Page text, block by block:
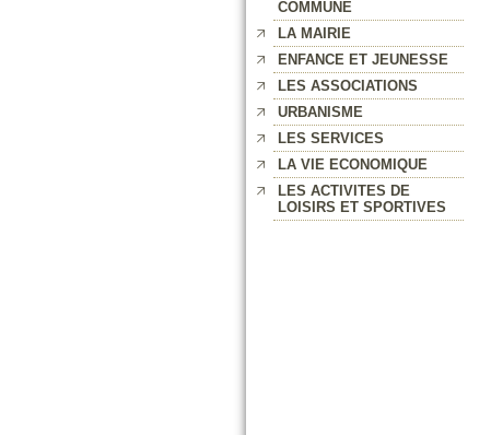
COMMUNE
LA MAIRIE
ENFANCE ET JEUNESSE
LES ASSOCIATIONS
URBANISME
LES SERVICES
LA VIE ECONOMIQUE
LES ACTIVITES DE
LOISIRS ET SPORTIVES